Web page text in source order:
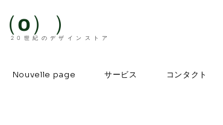
o））
20世紀のデザインストア
Nouvelle page サービス コンタクト